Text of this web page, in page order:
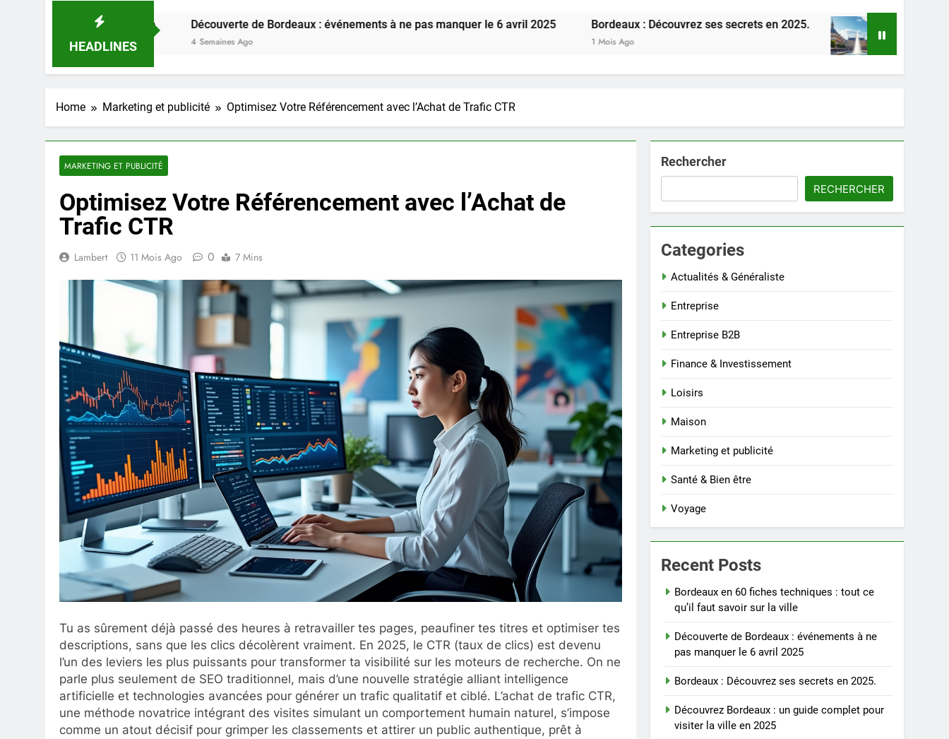
HEADLINES
Découverte de Bordeaux : événements à ne pas manquer le 6 avril 2025
4 Semaines Ago
Bordeaux : Découvrez ses secrets en 2025. Découvrez Bordeaux : un
1 Mois Ago
Home Marketing et publicité Optimisez Votre Référencement avec l’Achat de Trafic CTR
MARKETING ET PUBLICITÉ
Optimisez Votre Référencement avec l’Achat de
Trafic CTR
Lambert 11 Mois Ago 0 7 Mins
Tu as sûrement déjà passé des heures à retravailler tes pages, peaufiner tes titres et optimiser tes
descriptions, sans que les clics décolèrent vraiment. En 2025, le CTR (taux de clics) est devenu
l’un des leviers les plus puissants pour transformer ta visibilité sur les moteurs de recherche. On ne
parle plus seulement de SEO traditionnel, mais d’une nouvelle stratégie alliant intelligence
artificielle et technologies avancées pour générer un trafic qualitatif et ciblé. L’achat de trafic CTR,
une méthode novatrice intégrant des visites simulant un comportement humain naturel, s’impose
comme un atout décisif pour grimper les classements et attirer un public authentique, prêt à
Rechercher
RECHERCHER
Categories
Actualités & Généraliste
Entreprise
Entreprise B2B
Finance & Investissement
Loisirs
Maison
Marketing et publicité
Santé & Bien être
Voyage
Recent Posts
Bordeaux en 60 fiches techniques : tout ce
qu’il faut savoir sur la ville
Découverte de Bordeaux : événements à ne
pas manquer le 6 avril 2025
Bordeaux : Découvrez ses secrets en 2025.
Découvrez Bordeaux : un guide complet pour
visiter la ville en 2025